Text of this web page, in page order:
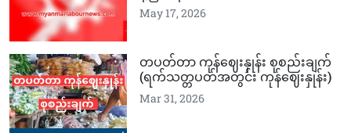
May 17, 2026
တပတ်တာ ကုန်ဈေးနှုန်း စုစည်းချက်
(ရက်သတ္တပတ်အတွင်း ကုန်ဈေးနှုန်း)
Mar 31, 2026